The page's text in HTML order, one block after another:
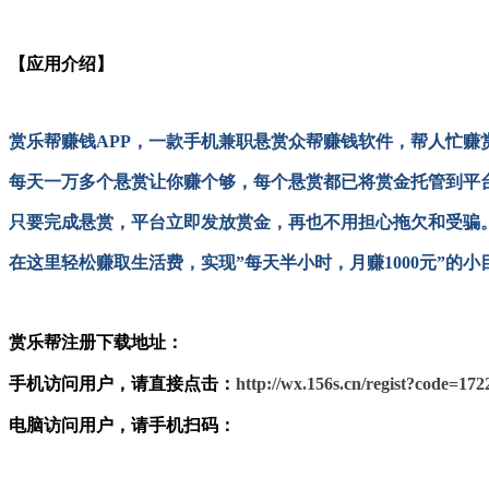
【应用介绍】
赏乐帮赚钱APP，一款手机兼职悬赏众帮赚钱软件，帮人忙赚
每天一万多个悬赏让你赚个够，每个悬赏都已将赏金托管到平
只要完成悬赏，平台立即发放赏金，再也不用担心拖欠和受骗。
在这里轻松赚取生活费，实现”每天半小时，月赚1000元”的小
赏乐帮注册下载地址：
手机访问用户，请直接点击： http://wx.156s.cn/
电脑访问用户，请手机扫码：